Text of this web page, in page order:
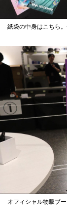
紙袋の中身はこちら
オフィシャル物販ブ